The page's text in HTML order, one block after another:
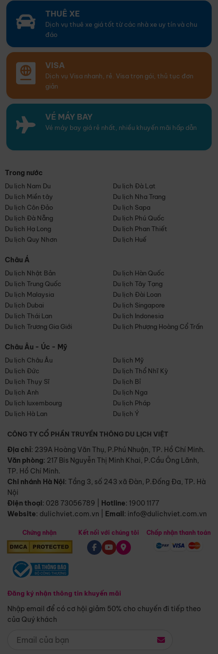
THUÊ XE
Dịch vụ thuê xe giá tốt từ các nhà xe uy tín và chu
đáo
VISA
Dịch vụ Visa nhanh, rẻ. Visa trọn gói, thủ tục đơn
giản
VÉ MÁY BAY
Vé máy bay giá rẻ nhất, nhiều khuyến mãi hấp dẫn
Trong nước
Du lịch Nam Du
Du lịch Đà Lạt
Du lịch Miền tây
Du lịch Nha Trang
Du lịch Côn Đảo
Du lịch Sapa
Du lịch Đà Nẵng
Du lịch Phú Quốc
Du lịch Hạ Long
Du lịch Phan Thiết
Du lịch Quy Nhơn
Du lịch Huế
Châu Á
Du lịch Nhật Bản
Du lịch Hàn Quốc
Du lịch Trung Quốc
Du lịch Tây Tạng
Du lịch Malaysia
Du lịch Đài Loan
Du lịch Dubai
Du lịch Singapore
Du lịch Thái Lan
Du lịch Indonesia
Du lịch Trương Gia Giới
Du lịch Phượng Hoàng Cổ Trấn
Châu Âu - Úc - Mỹ
Du lịch Châu Âu
Du lịch Mỹ
Du lịch Đức
Du lịch Thổ Nhĩ Kỳ
Du lịch Thụy Sĩ
Du lịch Bỉ
Du lịch Anh
Du lịch Nga
Du lịch luxembourg
Du lịch Pháp
Du lịch Hà Lan
Du lịch Ý
CÔNG TY CỔ PHẦN TRUYỀN THÔNG DU LỊCH VIỆT
Địa chỉ: 239A Hoàng Văn Thụ, P.Phú Nhuận, TP. Hồ Chí Minh.
Văn phòng: 217 Bis Nguyễn Thị Minh Khai, P.Cầu Ông Lãnh,
TP. Hồ Chí Minh.
Chi nhánh Hà Nội: Tầng 3, số 243 xã Đàn, P.Đống Đa, TP. Hà
Nội
Điện thoại: 028 73056789 Hotline: 1900 1177
Website: dulichviet.com.vn Email: info@dulichviet.com.vn
Chứng nhận
Đăng ký nhận thông tin khuyến mãi
Nhập email để có cơ hội giảm 50% cho chuyến đi tiếp theo
của Quý khách
Kết nối với chúng tôi Chấp nhận thanh toán